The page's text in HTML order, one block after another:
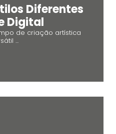
Diferentes
Digital
de criação artística
...